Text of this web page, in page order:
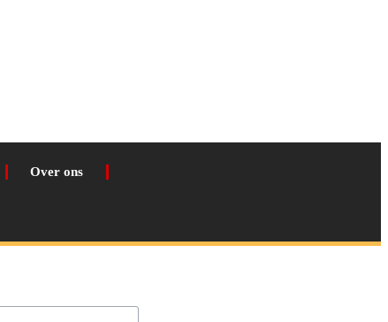
Over ons